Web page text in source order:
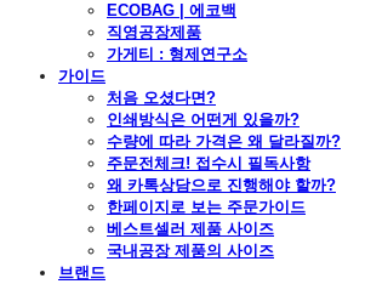
ECOBAG | 에코백
직영공장제품
가게티 : 형제연구소
가이드
처음 오셨다면?
인쇄방식은 어떤게 있을까?
수량에 따라 가격은 왜 달라질까?
주문전체크! 접수시 필독사항
왜 카톡상담으로 진행해야 할까?
한페이지로 보는 주문가이드
베스트셀러 제품 사이즈
국내공장 제품의 사이즈
브랜드